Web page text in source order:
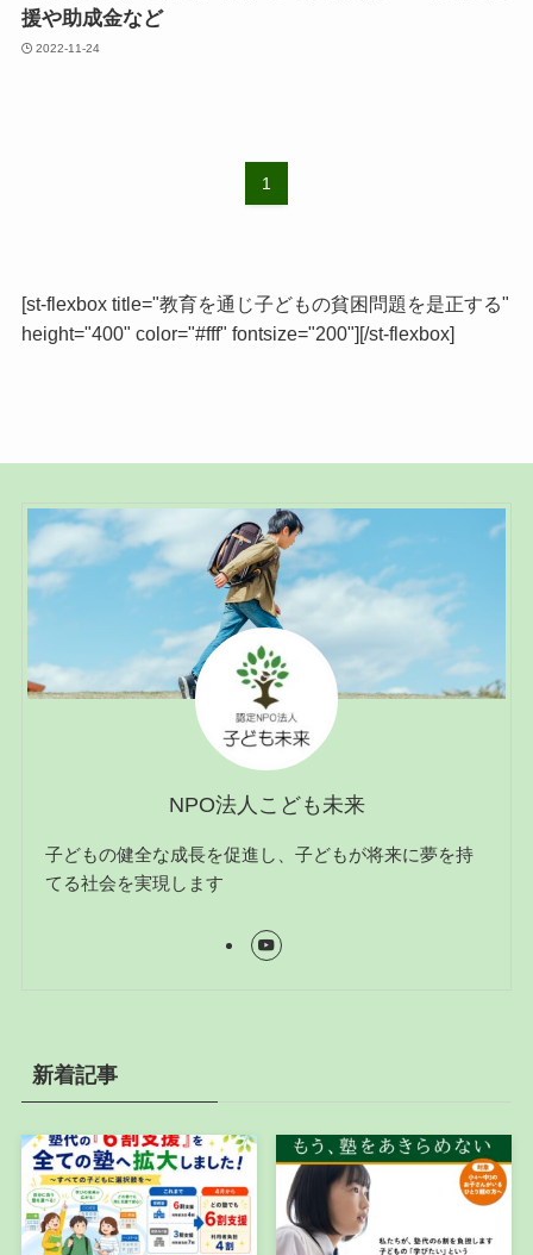
援や助成金など
2022-11-24
1
[st-flexbox title="教育を通じ子どもの貧困問題を是正する"
height="400" color="#fff" fontsize="200"][/st-flexbox]
NPO法人こども未来
子どもの健全な成長を促進し、子どもが将来に夢を持
てる社会を実現します
新着記事